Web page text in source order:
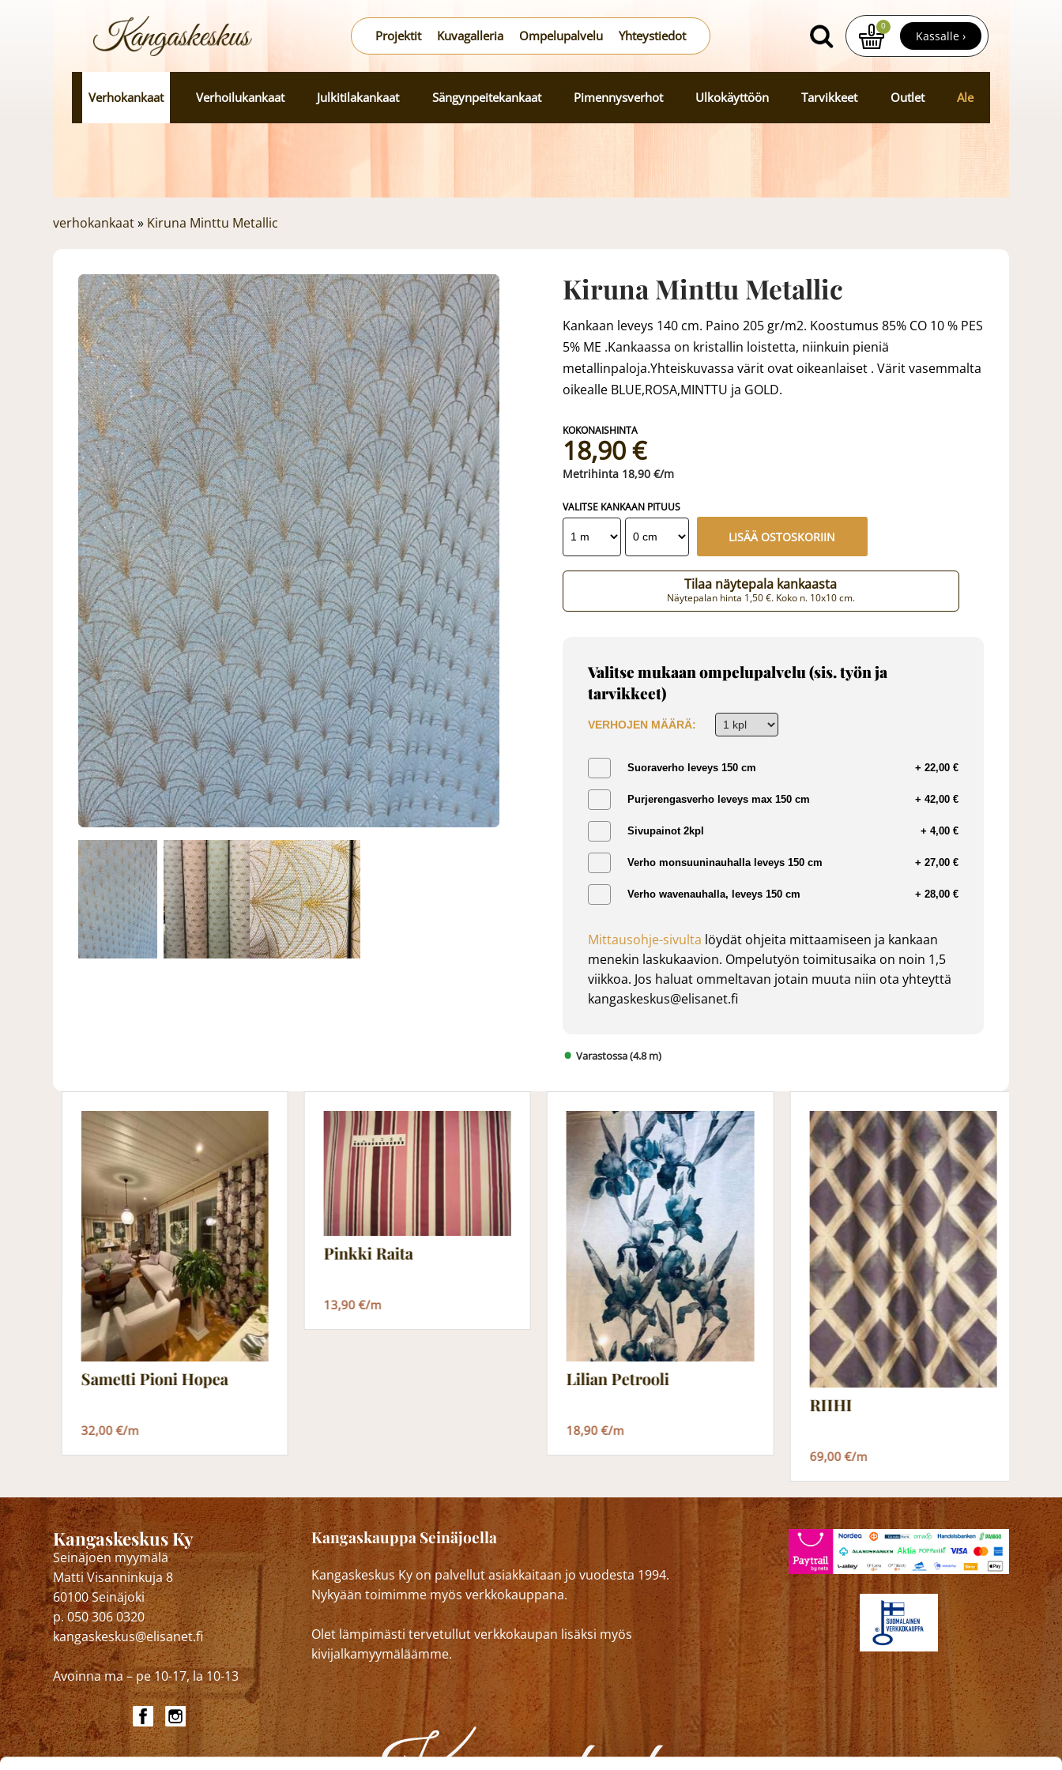
Projektit Kuvagalleria Ompelupalvelu Yhteystiedot
0
Kassalle ›
Verhokankaat Verhoilukankaat Julkitilakankaat Sängynpeitekankaat Pimennysverhot Ulkokäyttöön Tarvikkeet Outlet Ale
verhokankaat» Kiruna Minttu Metallic
Kiruna Minttu Metallic
Kankaan leveys 140 cm. Paino 205 gr/m2. Koostumus 85% CO 10 % PES
5% ME .Kankaassa on kristallin loistetta, niinkuin pieniä
metallinpaloja.Yhteiskuvassa värit ovat oikeanlaiset . Värit vasemmalta
oikealle BLUE,ROSA,MINTTU ja GOLD.
18,90 €
18,90 €/m
VALITSE KANKAAN PITUUS
LISÄÄ OSTOSKORIIN
Tilaa näytepala kankaasta
Näytepalan hinta 1,50 €. Koko n. 10x10 cm.
Valitse mukaan ompelupalvelu (sis. työn ja
tarvikkeet)
VERHOJEN MÄÄRÄ:
Suoraverho leveys 150 cm + 22,00 €
Purjerengasverho leveys max 150 cm + 42,00 €
Sivupainot 2kpl + 4,00 €
Verho monsuuninauhalla leveys 150 cm + 27,00 €
Verho wavenauhalla, leveys 150 cm + 28,00 €
Mittausohje-sivulta löydät ohjeita mittaamiseen ja kankaan
menekin laskukaavion. Ompelutyön toimitusaika on noin 1,5
viikkoa. Jos haluat ommeltavan jotain muuta niin ota yhteyttä
kangaskeskus@elisanet.fi
Varastossa (4.8 m)
Sametti Pioni Hopea
32,00 €/m
Pinkki Raita
13,90 €/m
Lilian Petrooli
18,90 €/m
RIIHI
69,00 €/m
Kangaskeskus Ky
Seinäjoen myymälä
Matti Visanninkuja 8
60100 Seinäjoki
p. 050 306 0320
kangaskeskus@elisanet.fi
Avoinna ma – pe 10-17, la 10-13
Kangaskauppa Seinäjoella
Kangaskeskus Ky on palvellut asiakkaitaan jo vuodesta 1994.
Nykyään toimimme myös verkkokauppana.
Olet lämpimästi tervetullut verkkokaupan lisäksi myös
kivijalkamyymäläämme.